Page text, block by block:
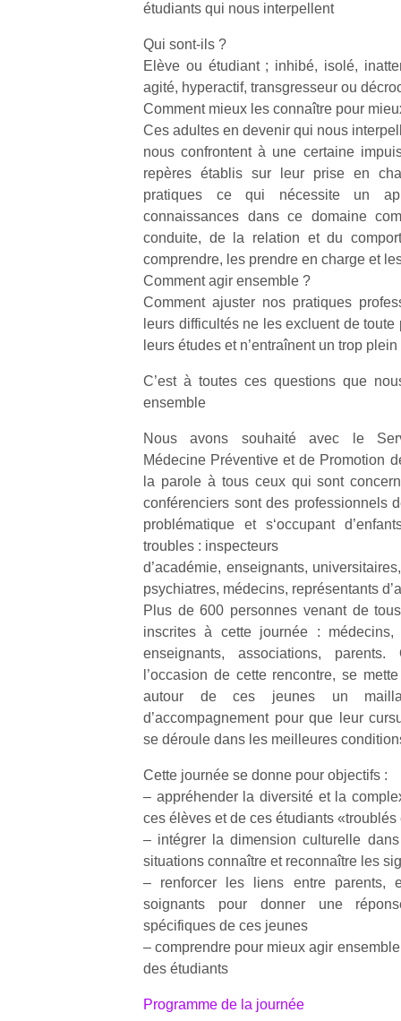
étudiants qui nous interpellent
Qui sont‐ils ?
Elève ou étudiant ; inhibé, isolé,
agité, hyperactif, transgresseur ou
Comment mieux les connaître pour
Ces adultes en devenir qui nous
nous confrontent à une certaine
repères établis sur leur prise en
pratiques ce qui nécessite un
connaissances dans ce domaine
conduite, de la relation et du
comprendre, les prendre en charge et
Comment agir ensemble ?
Comment ajuster nos pratiques
leurs difficultés ne les excluent de
leurs études et n’entraînent un trop
C’est à toutes ces questions que
ensemble
Nous avons souhaité avec le
Médecine Préventive et de Promotion
la parole à tous ceux qui sont
conférenciers sont des professionnels
problématique et s‘occupant
troubles : inspecteurs
d’académie, enseignants,
psychiatres, médecins, représentants
Plus de 600 personnes venant de
inscrites à cette journée : médecins,
enseignants, associations,
l’occasion de cette rencontre, se
autour de ces jeunes un
d’accompagnement pour que leur
se déroule dans les meilleures
Cette journée se donne pour objectifs :
– appréhender la diversité et la
ces élèves et de ces étudiants «troublés
– intégrer la dimension culturelle
situations connaître et reconnaître les
– renforcer les liens entre parents,
soignants pour donner une
spécifiques de ces jeunes
– comprendre pour mieux agir
des étudiants
Programme de la journée
à
…
NextGen,
trottinette
Des